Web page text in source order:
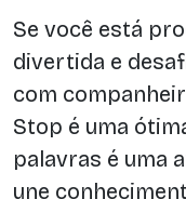
Se você está
divertida e
com
Stop é uma
palavras é uma
une